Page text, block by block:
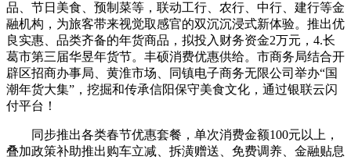
品、节日美食、预制菜等，联动工行、农行、中行、建行等金
融机构，为旅客带来视觉取感官的双沉沉浸式新体验。推出优
良实惠、品类齐备的年货商品，拟投入财务资金2万元，4.长
葛市第三届华昱年货节。丰硕消费优惠供给。市商务局结合开
辟区招商办事局、黄淮市场、同镇电子商务无限公司举办“国
潮年货大集”，挖掘和传承信阳保守美食文化，通过银联云闪
付平台！
同步推出各类春节优惠套餐，单次消费金额100元以上，
叠加政策补助推出购车立减、拆潢赠送、免费调养、金融贴息